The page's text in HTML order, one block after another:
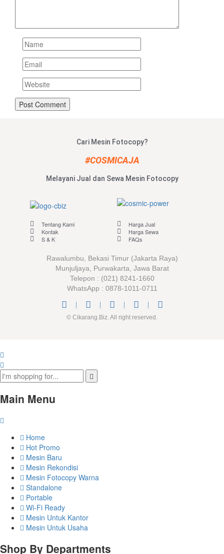
Cari Mesin Fotocopy?
#COSMICAJA
Melayani Jual dan Sewa Mesin Fotocopy
Tentang Kami
Kontak
S & K
Harga Jual
Harga Sewa
FAQs
Rawalumbu, Bekasi Timur (Jakarta Raya)
Munjuljaya, Purwakarta, Jawa Barat
Telepon : (021) 8241-1660
WhatsApp : 0878-1011-0711
© Cikarang.Biz. All right reserved.
Main Menu
Home
Hot Promo
Mesin Baru
Mesin Rekondisi
Mesin Fotocopy Warna
Standalone
Portable
Wi-Fi Ready
Mesin Untuk Kantor
Mesin Untuk Usaha
Shop By Departments